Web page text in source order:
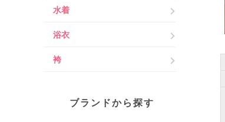
水着
浴衣
袴
ブランドから探す